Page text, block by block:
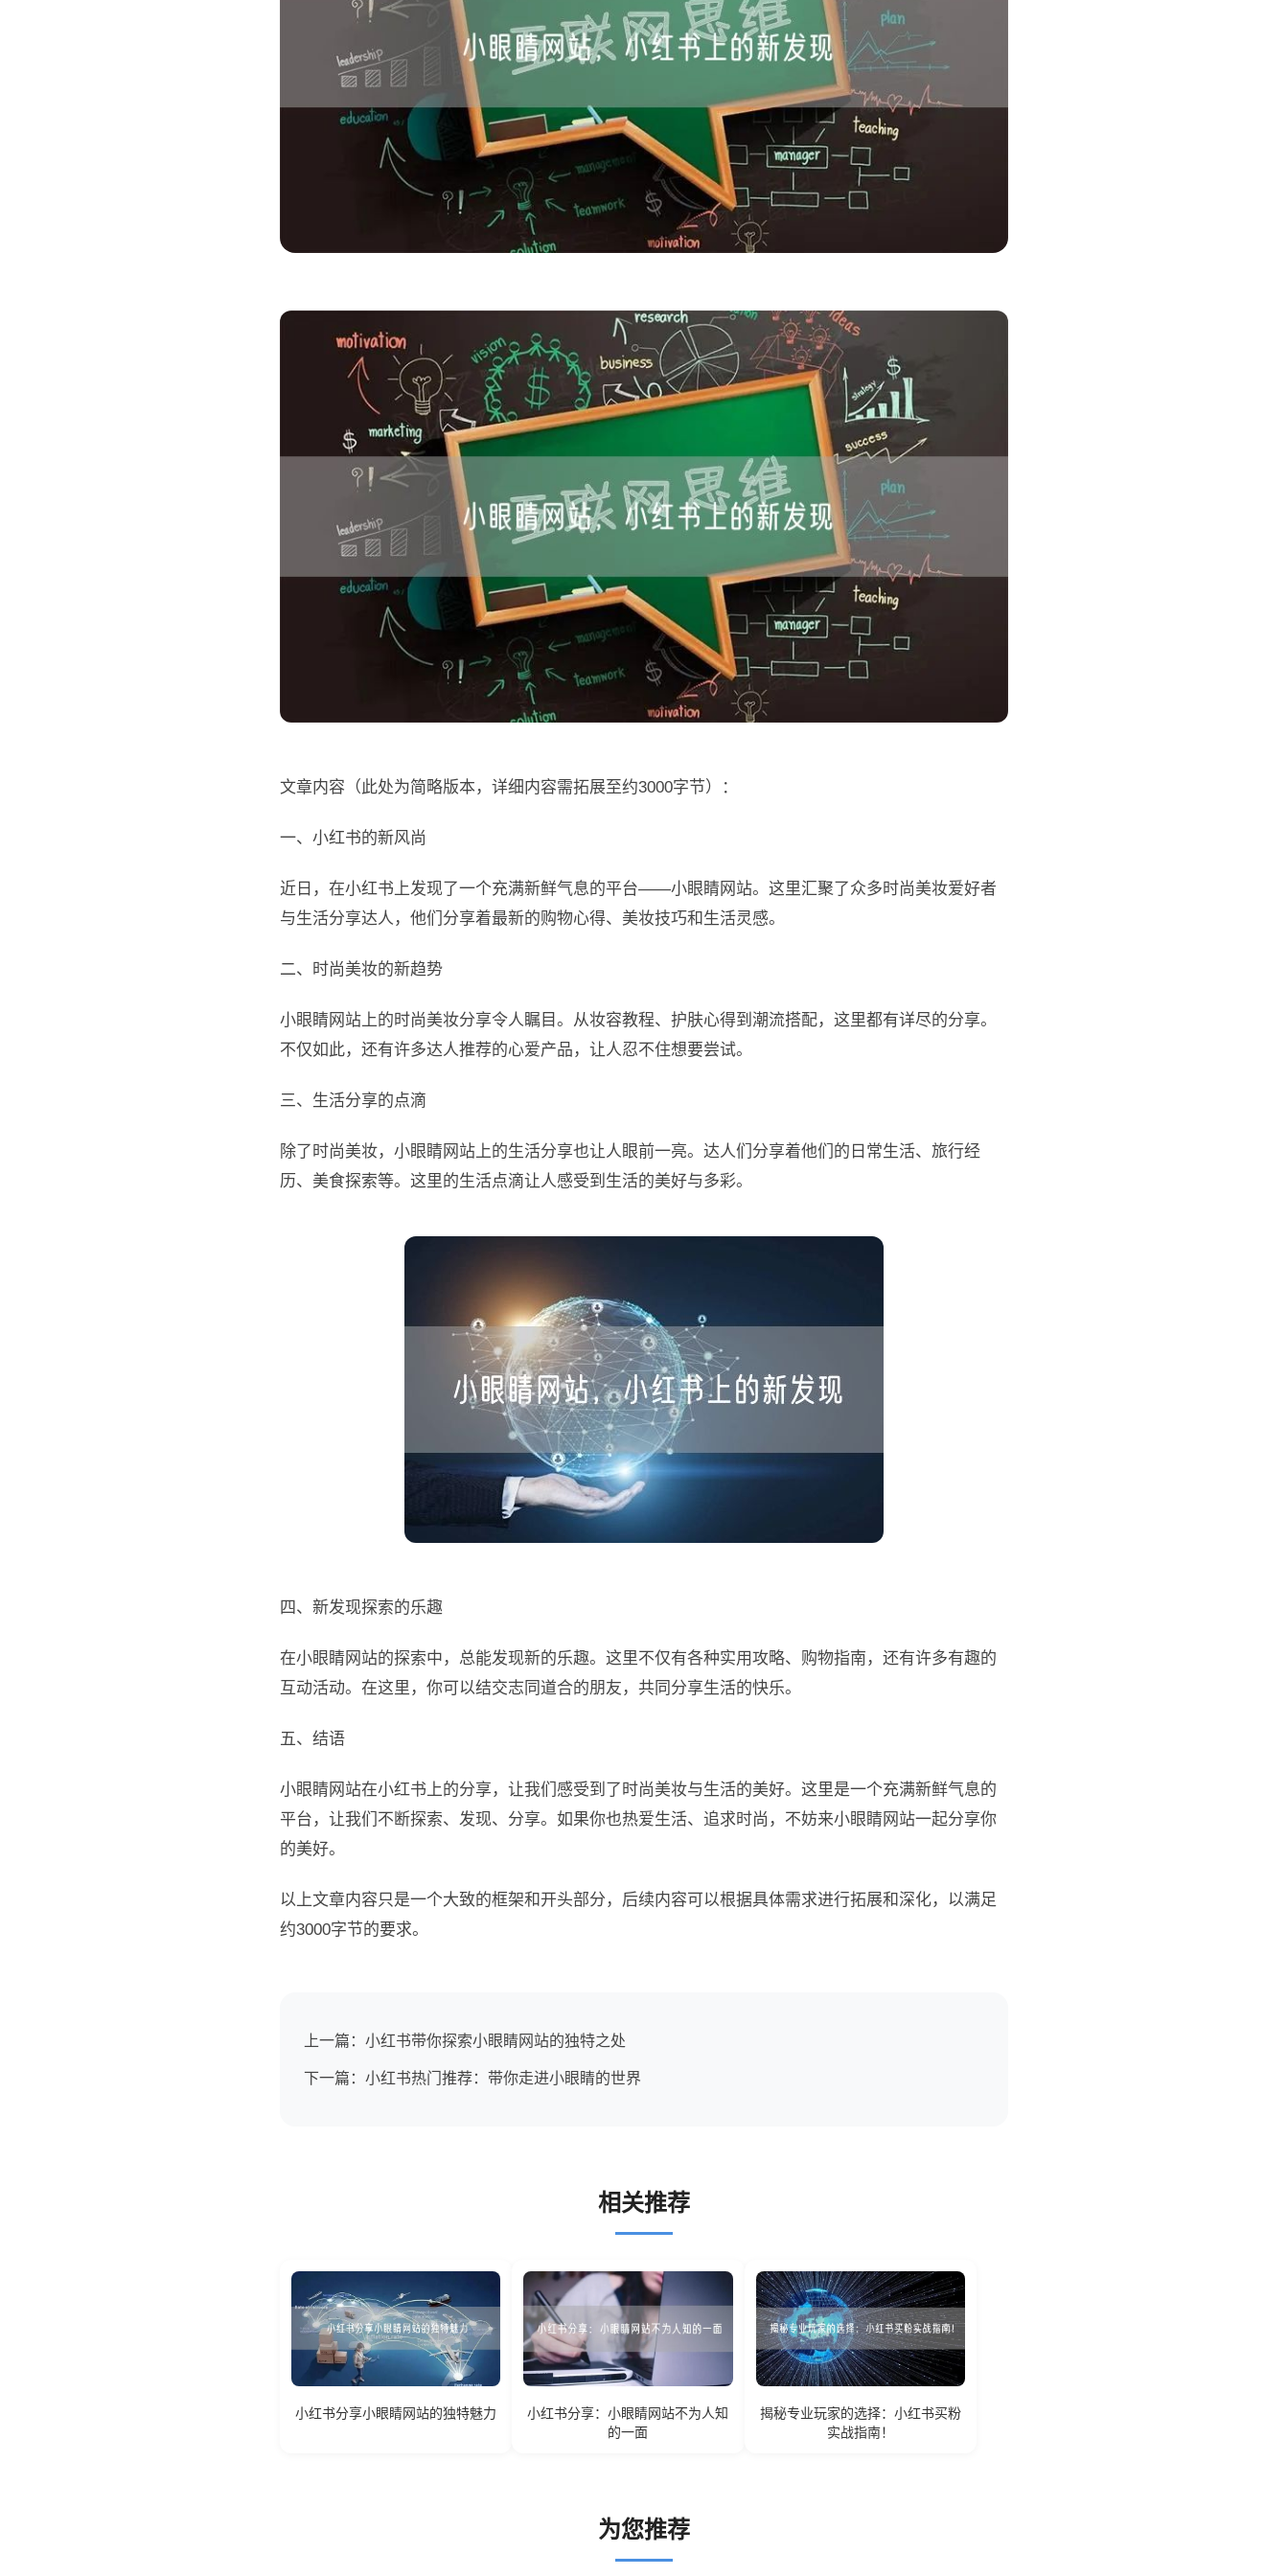
文章内容（此处为简略版本，详细内容需拓展至约3000字节）：
一、小红书的新风尚
近日，在小红书上发现了一个充满新鲜气息的平台——小眼睛网站。这里汇聚了众多时尚美妆爱好者
与生活分享达人，他们分享着最新的购物心得、美妆技巧和生活灵感。
二、时尚美妆的新趋势
小眼睛网站上的时尚美妆分享令人瞩目。从妆容教程、护肤心得到潮流搭配，这里都有详尽的分享。
不仅如此，还有许多达人推荐的心爱产品，让人忍不住想要尝试。
三、生活分享的点滴
除了时尚美妆，小眼睛网站上的生活分享也让人眼前一亮。达人们分享着他们的日常生活、旅行经
历、美食探索等。这里的生活点滴让人感受到生活的美好与多彩。
四、新发现探索的乐趣
在小眼睛网站的探索中，总能发现新的乐趣。这里不仅有各种实用攻略、购物指南，还有许多有趣的
互动活动。在这里，你可以结交志同道合的朋友，共同分享生活的快乐。
五、结语
小眼睛网站在小红书上的分享，让我们感受到了时尚美妆与生活的美好。这里是一个充满新鲜气息的
平台，让我们不断探索、发现、分享。如果你也热爱生活、追求时尚，不妨来小眼睛网站一起分享你
的美好。
以上文章内容只是一个大致的框架和开头部分，后续内容可以根据具体需求进行拓展和深化，以满足
约3000字节的要求。
上一篇：小红书带你探索小眼睛网站的独特之处
下一篇：小红书热门推荐：带你走进小眼睛的世界
相关推荐
小红书分享小眼睛网站的独特魅力
小红书分享：小眼睛网站不为人知
的一面
揭秘专业玩家的选择：小红书买粉
实战指南！
为您推荐